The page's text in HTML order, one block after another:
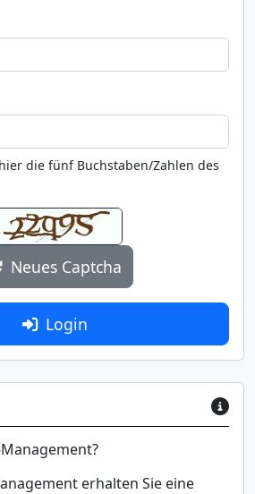
die fünf Buchstaben/Zahlen des
Neues Captcha
Login
erhalten Sie eine